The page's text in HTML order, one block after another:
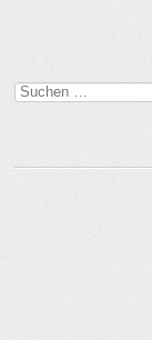
Suchen
nach: